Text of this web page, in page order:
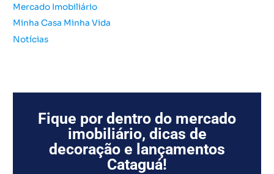
Mercado Imobiliário
Minha Casa Minha Vida
Notícias
Fique por dentro do mercado
imobiliário, dicas de
decoração e lançamentos
Cataguá!